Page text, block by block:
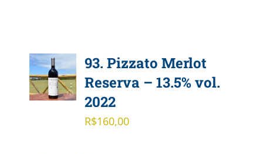
93. Pizzato Merlot
Reserva – 13.5% vol.
2022
R$160,00